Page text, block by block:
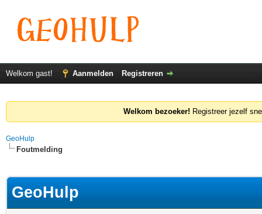
Welkom gast! Aanmelden Registreren
Welkom bezoeker! Registreer jezelf
GeoHulp
Foutmelding
GeoHulp